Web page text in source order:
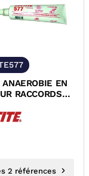
ANAEROBIE EN
RACCORDS
577...
2 références